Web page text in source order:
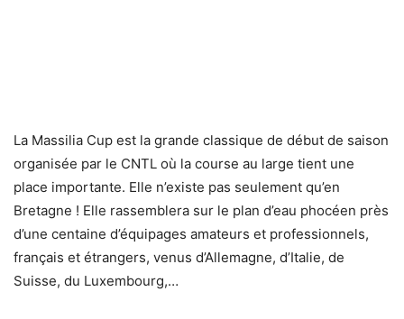
La Massilia Cup est la grande classique de début de saison
organisée par le CNTL où la course au large tient une
place importante. Elle n’existe pas seulement qu’en
Bretagne ! Elle rassemblera sur le plan d’eau phocéen près
d’une centaine d’équipages amateurs et professionnels,
français et étrangers, venus d’Allemagne, d’Italie, de
Suisse, du Luxembourg,…